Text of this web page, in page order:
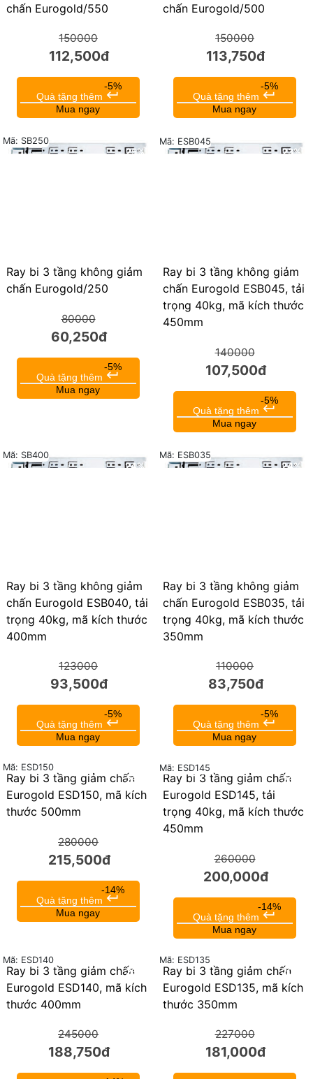
chấn Eurogold/550
150000
112,500đ
-5%
Quà tặng thêm keyboard_return
Mua ngay
chấn Eurogold/500
150000
113,750đ
-5%
Quà tặng thêm keyboard_return
Mua ngay
25%
Ray bi 3 tầng không giảm
chấn Eurogold/250
Mã: SB250
80000
60,250đ
-5%
Quà tặng thêm keyboard_return
Mua ngay
23%
Ray bi 3 tầng không giảm
chấn Eurogold ESB045, tải
trọng 40kg, mã kích thước
450mm
Mã: ESB045
140000
107,500đ
-5%
Quà tặng thêm keyboard_return
Mua ngay
24%
Ray bi 3 tầng không giảm
chấn Eurogold ESB040, tải
trọng 40kg, mã kích thước
400mm
Mã: SB400
123000
93,500đ
-5%
Quà tặng thêm keyboard_return
Mua ngay
24%
Ray bi 3 tầng không giảm
chấn Eurogold ESB035, tải
trọng 40kg, mã kích thước
350mm
Mã: ESB035
110000
83,750đ
-5%
Quà tặng thêm keyboard_return
Mua ngay
23%
Ray bi 3 tầng giảm chấn
Eurogold ESD150, mã kích
thước 500mm
Mã: ESD150
280000
215,500đ
-14%
Quà tặng thêm keyboard_return
Mua ngay
23%
Ray bi 3 tầng giảm chấn
Eurogold ESD145, tải
trọng 40kg, mã kích thước
450mm
Mã: ESD145
260000
200,000đ
-14%
Quà tặng thêm keyboard_return
Mua ngay
23%
Ray bi 3 tầng giảm chấn
Eurogold ESD140, mã kích
thước 400mm
Mã: ESD140
245000
188,750đ
20%
Ray bi 3 tầng giảm chấn
Eurogold ESD135, mã kích
thước 350mm
Mã: ESD135
227000
181,000đ